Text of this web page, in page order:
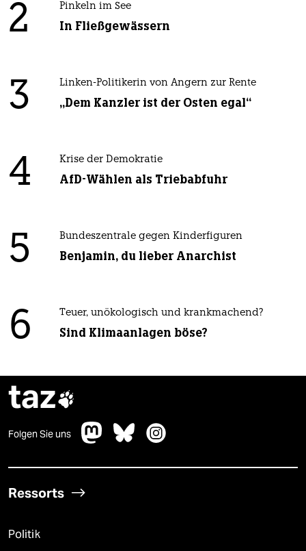
2 Pinkeln im See
In Fließgewässern
3 Linken-Politikerin von Angern zur Rente
„Dem Kanzler ist der Osten egal“
4 Krise der Demokratie
AfD-Wählen als Triebabfuhr
5 Bundeszentrale gegen Kinderfiguren
Benjamin, du lieber Anarchist
6 Teuer, unökologisch und krankmachend?
Sind Klimaanlagen böse?
taz
Folgen Sie uns
Ressorts
Politik